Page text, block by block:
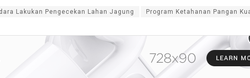
Lakukan Pengecekan Lahan Jagung Program Ketahanan Pangan